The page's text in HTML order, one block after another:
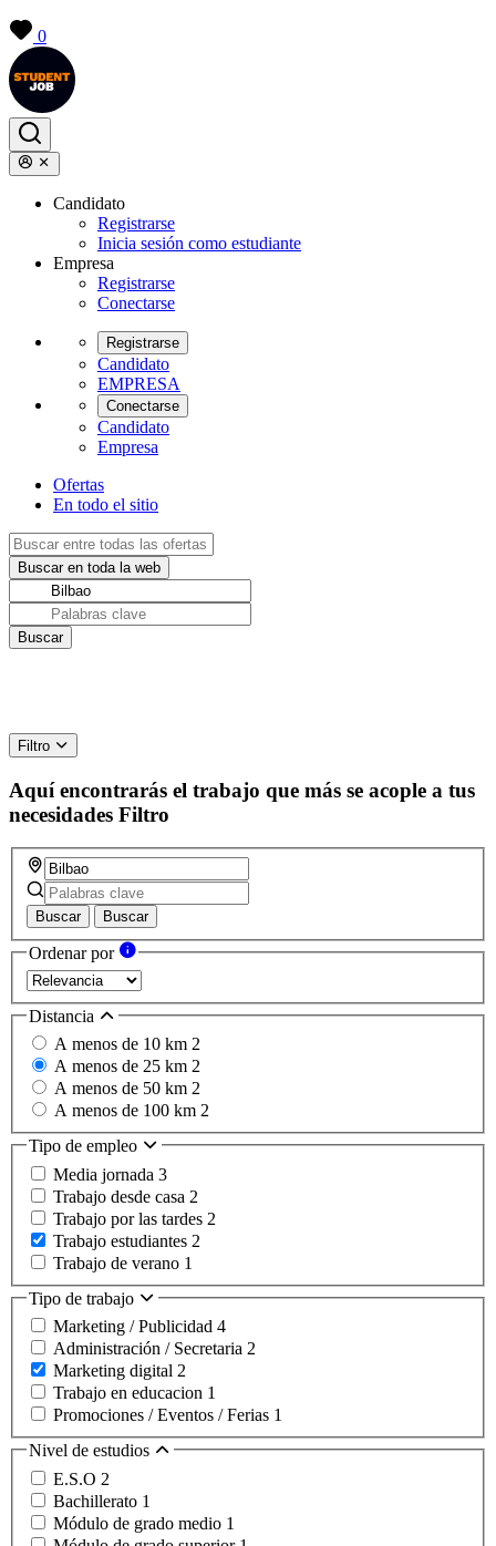
0
Candidato
Registrarse
Inicia sesión como estudiante
Empresa
Registrarse
Conectarse
Registrarse
Candidato
EMPRESA
Conectarse
Candidato
Empresa
Ofertas
En todo el sitio
Filtro
Aquí encontrarás el trabajo que más se acople a tus
necesidades Filtro
Buscar Buscar
Ordenar por
Distancia
A menos de 10 km 2
A menos de 25 km 2
A menos de 50 km 2
A menos de 100 km 2
Tipo de empleo
Media jornada 3
Trabajo desde casa 2
Trabajo por las tardes 2
Trabajo estudiantes 2
Trabajo de verano 1
Tipo de trabajo
Marketing / Publicidad 4
Administración / Secretaria 2
Marketing digital 2
Trabajo en educacion 1
Promociones / Eventos / Ferias 1
Nivel de estudios
E.S.O 2
Bachillerato 1
Módulo de grado medio 1